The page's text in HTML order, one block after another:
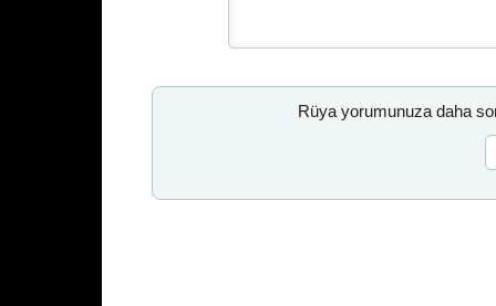
Rüya yorumunuza daha